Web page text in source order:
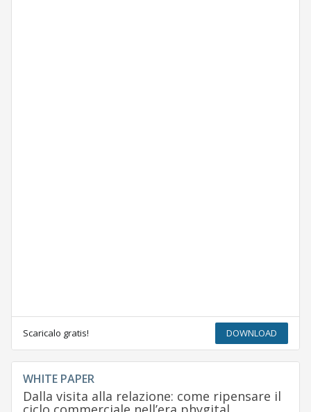
Scaricalo gratis! DOWNLOAD
WHITE PAPER
Dalla visita alla relazione: come ripensare il